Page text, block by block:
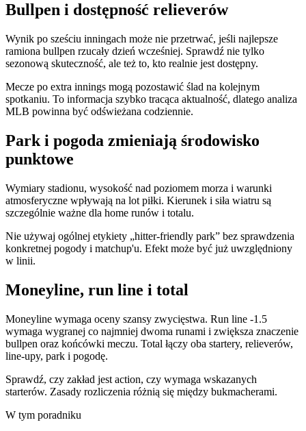
Bullpen i dostępność relieverów
Wynik po sześciu inningach może nie przetrwać, jeśli najlepsze
ramiona bullpen rzucały dzień wcześniej. Sprawdź nie tylko
sezonową skuteczność, ale też to, kto realnie jest dostępny.
Mecze po extra innings mogą pozostawić ślad na kolejnym
spotkaniu. To informacja szybko tracąca aktualność, dlatego analiza
MLB powinna być odświeżana codziennie.
Park i pogoda zmieniają środowisko
punktowe
Wymiary stadionu, wysokość nad poziomem morza i warunki
atmosferyczne wpływają na lot piłki. Kierunek i siła wiatru są
szczególnie ważne dla home runów i totalu.
Nie używaj ogólnej etykiety „hitter-friendly park” bez sprawdzenia
konkretnej pogody i matchup'u. Efekt może być już uwzględniony
w linii.
Moneyline, run line i total
Moneyline wymaga oceny szansy zwycięstwa. Run line -1.5
wymaga wygranej co najmniej dwoma runami i zwiększa znaczenie
bullpen oraz końcówki meczu. Total łączy oba startery, relieverów,
line-upy, park i pogodę.
Sprawdź, czy zakład jest action, czy wymaga wskazanych
starterów. Zasady rozliczenia różnią się między bukmacherami.
W tym poradniku